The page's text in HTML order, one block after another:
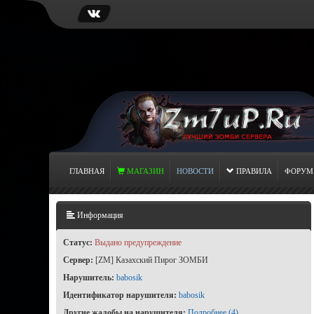
ГЛАВНАЯ МАГАЗИН НОВОСТИ ПРАВИЛА ФОРУМ
Информация
Статус: Выдано предупреждение
Сервер: [ZM] Казахский Пирог ЗОМБИ
Нарушитель: babosik
Идентификатор нарушителя: babosik